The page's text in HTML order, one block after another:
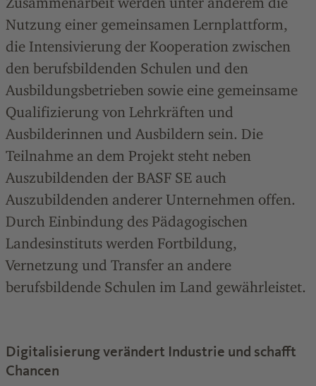
Nutzung einer gemeinsamen Lernplattform,
die Intensivierung der Kooperation zwischen
den berufsbildenden Schulen und den
Ausbildungsbetrieben sowie eine gemeinsame
Qualifizierung von Lehrkräften und
Ausbilderinnen und Ausbildern sein. Die
Teilnahme an dem Projekt steht neben
Auszubildenden der BASF SE auch
Auszubildenden anderer Unternehmen offen.
Durch Einbindung des Pädagogischen
Landesinstituts werden Fortbildung,
Vernetzung und Transfer an andere
berufsbildende Schulen im Land gewährleistet.
Digitalisierung verändert Industrie und schafft
Chancen